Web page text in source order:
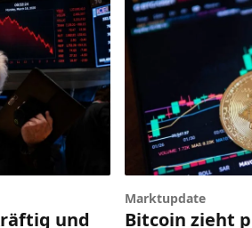
und
Marktupdate
Bitcoin zieht